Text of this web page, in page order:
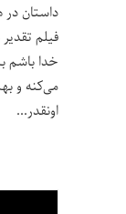
داستان
فیلم
خدا باشم
می‌کنه و
اونقدر